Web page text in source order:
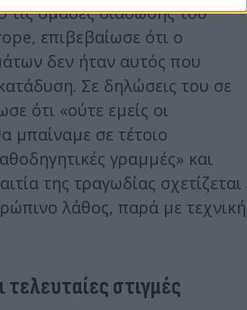
τις ομάδες διάσωσης του
επιβεβαίωσε ότι ο
δεν ήταν αυτός που
Σε δηλώσεις του σε
ότι «ούτε εμείς οι
μπαίναμε σε τέτοιο
γραμμές» και
της τραγωδίας σχετίζεται
λάθος, παρά με τεχνική
τελευταίες στιγμές